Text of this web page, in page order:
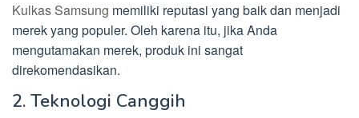
Kulkas Samsung memiliki reputasi yang baik dan menjadi
merek yang populer. Oleh karena itu, jika Anda
mengutamakan merek, produk ini sangat
direkomendasikan.
2. Teknologi Canggih